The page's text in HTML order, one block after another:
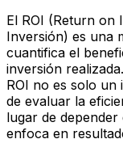
El ROI (Return on
Inversión) es una
cuantifica el
inversión
ROI no es solo
de evaluar la
lugar de
enfoca en